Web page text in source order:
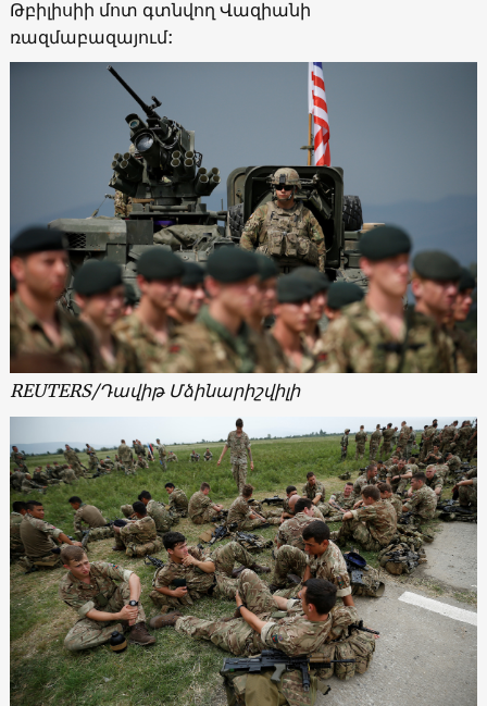
Թբիլիսիի մոտ գտնվող Վազիանի
ռազմաբազայում:
REUTERS/Դավիթ Մձինարիշվիլի